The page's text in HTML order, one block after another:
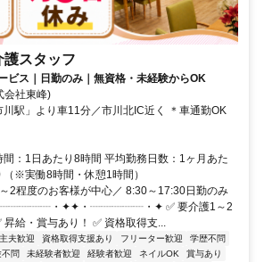
護スタッフ
ビス｜日勤のみ｜無資格・未経験からOK
会社東峰)
駅」より車11分／市川北IC近く ＊車通勤OK
：1日あたり8時間 平均勤務日数：1ヶ月あた
※実働8時間・休憩1時間）
2程度のお客様が中心／ 8:30～17:30日勤のみ
┈┈┈┈┈・✦✦・┈┈┈┈┈・✦ ✅ 要介護1～2
給・賞与あり！ ✅ 資格取得支...
夫歓迎 資格取得支援あり フリーター歓迎
学歴不問
問 未経験者歓迎 経験者歓迎 ネイルOK
賞与あり